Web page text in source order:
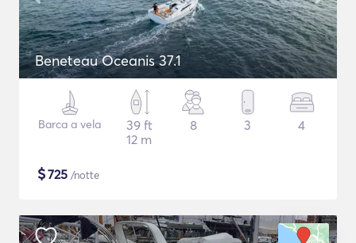
Beneteau Oceanis 37.1
Barca a vela
39 ft
12 m
8 3 4
$725 /notte